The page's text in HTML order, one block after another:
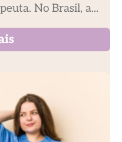
No Brasil, a...